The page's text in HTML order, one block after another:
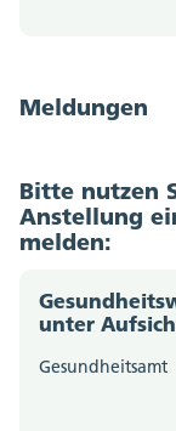
Meldungen
Bitte nutzen
Anstellung
melden:
unter
Gesundheitsamt